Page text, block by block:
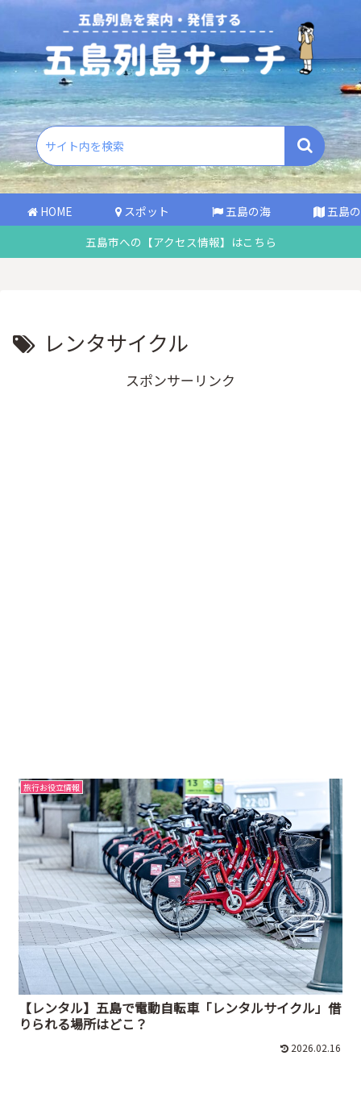
HOME スポット 五島の海
五島
五島市への【アクセス情報】はこちら
レンタサイクル
スポンサーリンク
旅行お役立情報
【レンタル】五島で電動自転車「レンタルサイクル」借
りられる場所はどこ？
2026.02.16